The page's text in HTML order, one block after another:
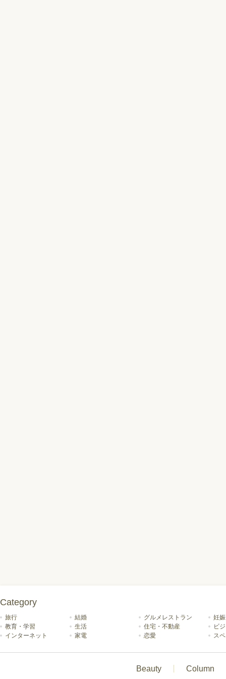
Category
旅行 結婚 グルメレストラン
妊
教育・学習
生活 住宅・不動産
ビ
インターネット
家電 恋愛 ス
Beauty Column